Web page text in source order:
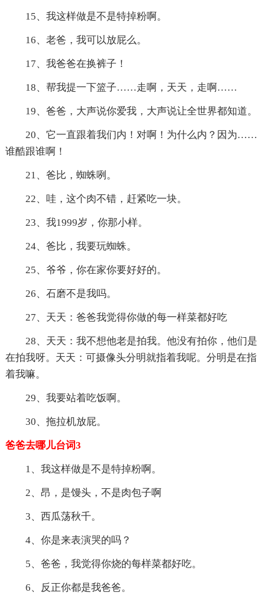
15、我这样做是不是特掉粉啊。
16、老爸，我可以放屁么。
17、我爸爸在换裤子！
18、帮我提一下篮子……走啊，天天，走啊……
19、爸爸，大声说你爱我，大声说让全世界都知道。
20、它一直跟着我们内！对啊！为什么内？因为……
谁酷跟谁啊！
21、爸比，蜘蛛咧。
22、哇，这个肉不错，赶紧吃一块。
23、我1999岁，你那小样。
24、爸比，我要玩蜘蛛。
25、爷爷，你在家你要好好的。
26、石磨不是我吗。
27、天天：爸爸我觉得你做的每一样菜都好吃
28、天天：我不想他老是拍我。他没有拍你，他们是
在拍我呀。天天：可摄像头分明就指着我呢。分明是在指
着我嘛。
29、我要站着吃饭啊。
30、拖拉机放屁。
爸爸去哪儿台词3
1、我这样做是不是特掉粉啊。
2、昂，是馒头，不是肉包子啊
3、西瓜荡秋千。
4、你是来表演哭的吗？
5、爸爸，我觉得你烧的每样菜都好吃。
6、反正你都是我爸爸。